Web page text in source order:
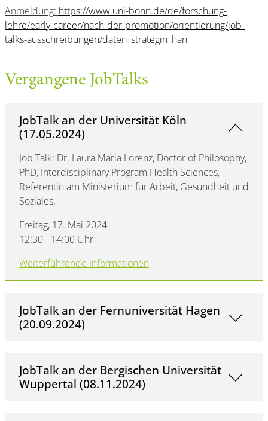
Anmeldung: https://www.uni-bonn.de/de/forschung-
lehre/early-career/nach-der-promotion/orientierung/job-
talks-ausschreibungen/daten_strategin_han
Vergangene JobTalks
JobTalk an der Universität Köln
(17.05.2024)
Job Talk: Dr. Laura Maria Lorenz, Doctor of Philosophy,
PhD, Interdisciplinary Program Health Sciences,
Referentin am Ministerium für Arbeit, Gesundheit und
Soziales.
Freitag, 17. Mai 2024
12:30 - 14:00 Uhr
Weiterführende Informationen
JobTalk an der Fernuniversität Hagen
(20.09.2024)
JobTalk an der Bergischen Universität
Wuppertal (08.11.2024)